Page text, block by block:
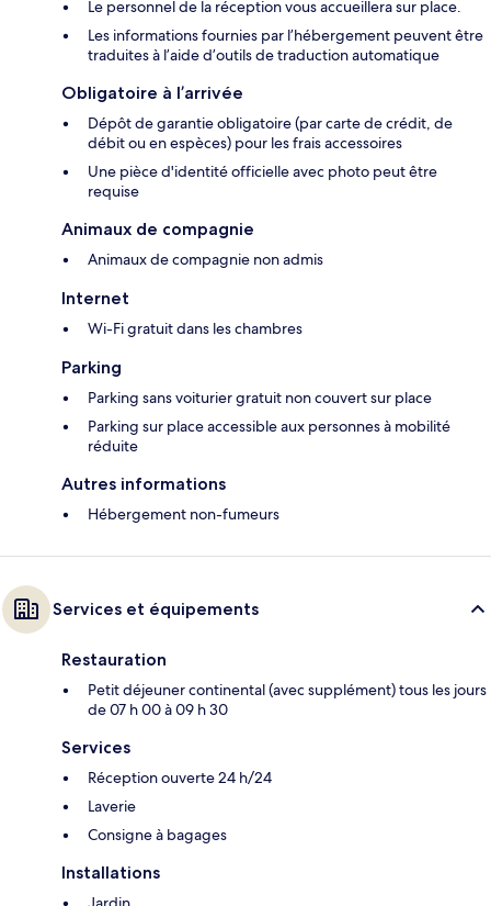
Le personnel de la réception vous accueillera sur place.
Les informations fournies par l’hébergement peuvent être
traduites à l’aide d’outils de traduction automatique
Obligatoire à l’arrivée
Dépôt de garantie obligatoire (par carte de crédit, de
débit ou en espèces) pour les frais accessoires
Une pièce d'identité officielle avec photo peut être
requise
Animaux de compagnie
Animaux de compagnie non admis
Internet
Wi-Fi gratuit dans les chambres
Parking
Parking sans voiturier gratuit non couvert sur place
Parking sur place accessible aux personnes à mobilité
réduite
Autres informations
Hébergement non-fumeurs
Services et équipements
Restauration
Petit déjeuner continental (avec supplément) tous les jours
de 07 h 00 à 09 h 30
Services
Réception ouverte 24 h/24
Laverie
Consigne à bagages
Installations